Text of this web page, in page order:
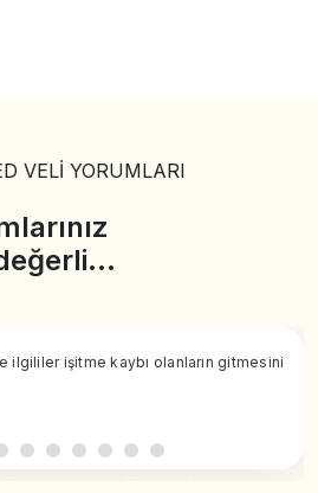
VELİ YORUMLARI
ilgililer işitme kaybı olanların gitmesini